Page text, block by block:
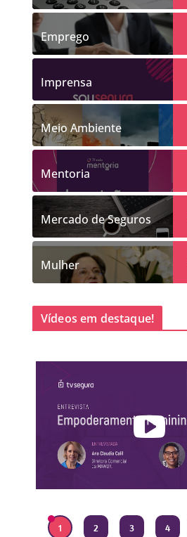
Emprego
Imprensa
Meio Ambiente
Mentoria
Mercado de Seguros
Mulher
Vídeos em destaque!
1 2 3 4